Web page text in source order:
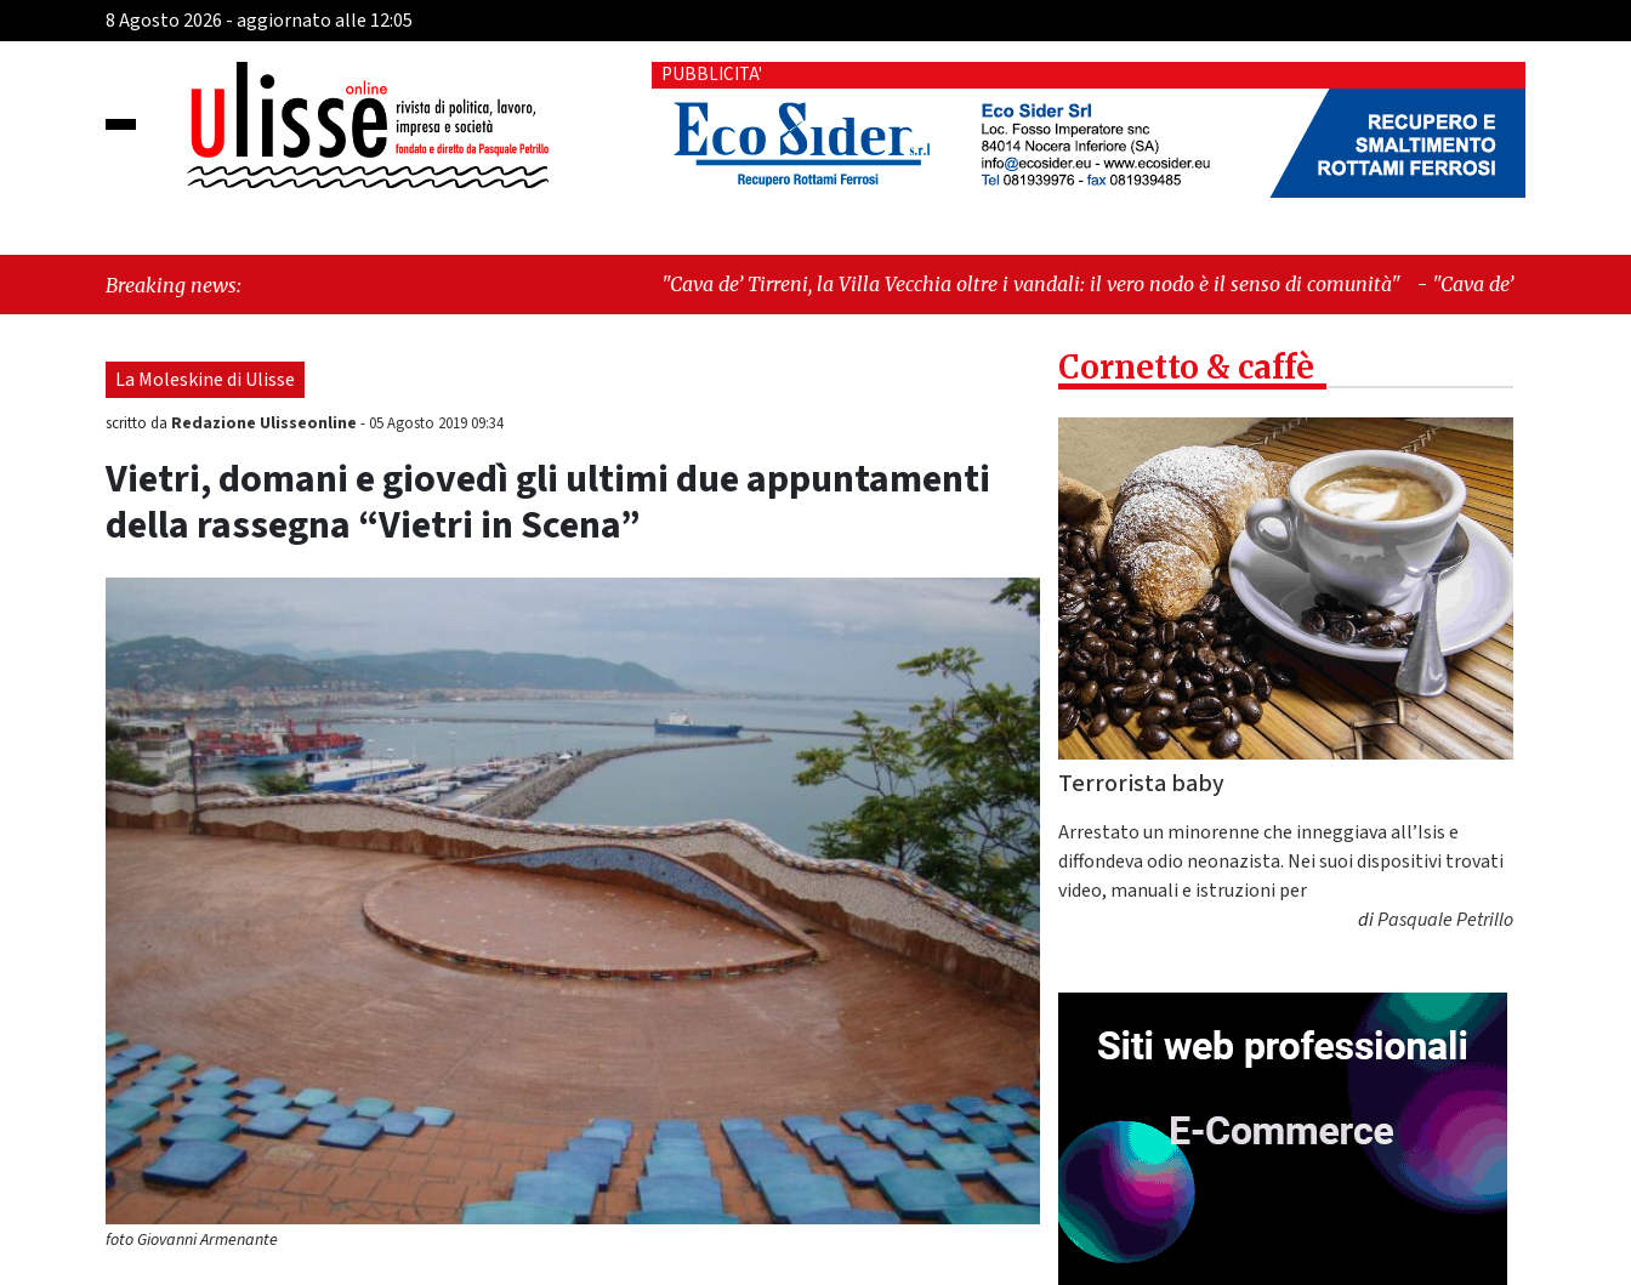
8 Agosto 2026 - aggiornato alle 12:05
PUBBLICITA'
Breaking news: "Cava de’ Tirreni, la Villa Vecchia oltre i vandali: il vero nodo è il senso di comunità" -"Cava de’ Tirreni, La
Fratellanza sull'ultima seduta consiliare: “Serve chiarezza!”"
La Moleskine di Ulisse
scritto da Redazione Ulisseonline -05 Agosto 2019 09:34
Vietri, domani e giovedì gli ultimi due appuntamenti
della rassegna “Vietri in Scena”
foto Giovanni Armenante
Cornetto & caffè
Terrorista baby
Arrestato un minorenne che inneggiava all’Isis e
diffondeva odio neonazista. Nei suoi dispositivi trovati
video, manuali e istruzioni per
diPasquale Petrillo